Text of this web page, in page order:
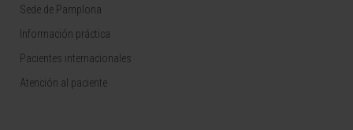
Sede de Pamplona
Información práctica
Pacientes internacionales
Atención al paciente